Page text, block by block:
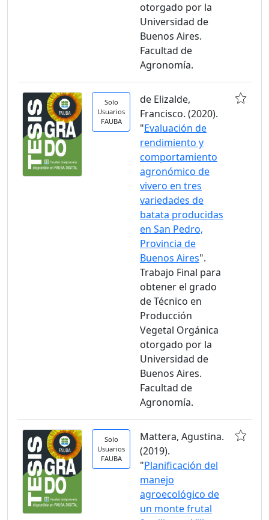
otorgado por la
Universidad de
Buenos Aires.
Facultad de
Agronomía.
Solo
Usuarios
FAUBA
de Elizalde,
Francisco. (2020).
"Evaluación de
rendimiento y
comportamiento
agronómico de
vivero en tres
variedades de
batata producidas
en San Pedro,
Provincia de
Buenos Aires".
Trabajo Final para
obtener el grado
de Técnico en
Producción
Vegetal Orgánica
otorgado por la
Universidad de
Buenos Aires.
Facultad de
Agronomía.
Solo
Usuarios
FAUBA
Mattera, Agustina.
(2019).
"Planificación del
manejo
agroecológico de
un monte frutal